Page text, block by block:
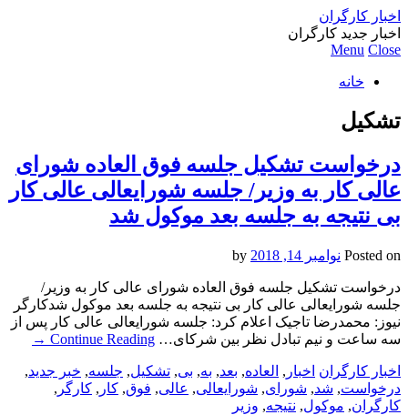
اخبار کارگران
اخبار جدید کارگران
Menu Close
خانه
تشکیل
درخواست تشکیل جلسه فوق العاده شورای
عالی کار به وزیر/ جلسه شورایعالی عالی کار
بی نتیجه به جلسه بعد موکول شد
Posted on نوامبر 14, 2018
درخواست تشکیل جلسه فوق العاده شورای عالی کار به وزیر/
جلسه شورایعالی عالی کار بی نتیجه به جلسه بعد موکول شدکارگر
نیوز: محمدرضا تاجیک اعلام کرد: جلسه شورایعالی عالی کار پس از
سه ساعت و نیم تبادل نظر بین شرکای… Continue Reading
→
اخبار کارگران اخبار , العاده, بعد, به, بی, تشکیل, جلسه, خبر جدید,
درخواست, شد, شورای, شورایعالی, عالی, فوق, کار , کارگر ,
کارگران, موکول, نتیجه, وزیر